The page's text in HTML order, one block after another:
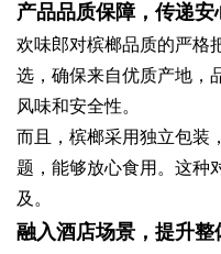
产品品质保障，传递安
欢味郎对槟榔品质的严格
选，确保来自优质产地，
风味和安全性。
而且，槟榔采用独立包装
题，能够放心食用。这种
及。
融入酒店场景，提升整